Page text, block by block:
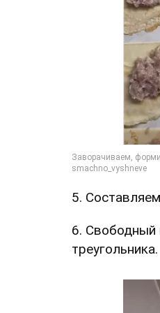
5.
6. Свободный
треугольника.